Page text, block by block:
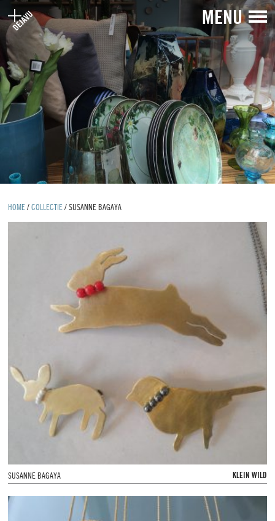
MENU
HOME /COLLECTIE /SUSANNE BAGAYA
SUSANNE BAGAYA KLEIN WILD